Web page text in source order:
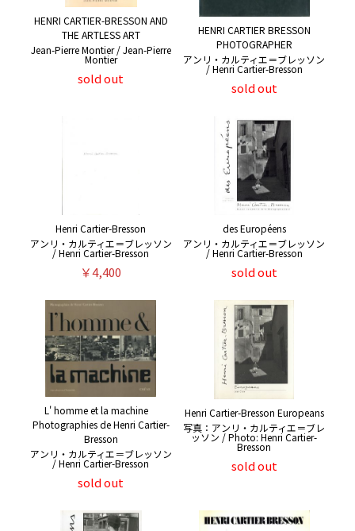
HENRI CARTIER-BRESSON AND
THE ARTLESS ART
Jean-Pierre Montier / Jean-Pierre
Montier
sold out
HENRI CARTIER BRESSON
PHOTOGRAPHER
アンリ・カルティエ＝ブレッソン
/ Henri Cartier-Bresson
sold out
Henri Cartier-Bresson
アンリ・カルティエ＝ブレッソン
/ Henri Cartier-Bresson
￥4,400
des Européens
アンリ・カルティエ＝ブレッソン
/ Henri Cartier-Bresson
sold out
L' homme et la machine
Photographies de Henri Cartier-
Bresson
アンリ・カルティエ＝ブレッソン
/ Henri Cartier-Bresson
sold out
Henri Cartier-Bresson Europeans
写真：アンリ・カルティエ＝ブレ
ッソン / Photo: Henri Cartier-
Bresson
sold out